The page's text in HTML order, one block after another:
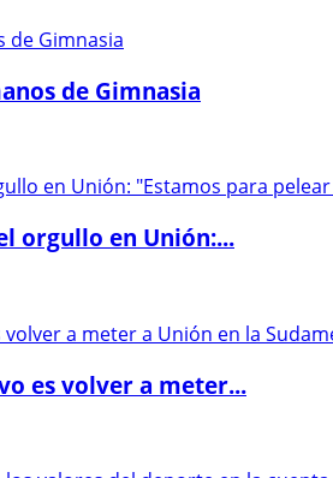
de Gimnasia
orgullo en Unión:...
es volver a meter...